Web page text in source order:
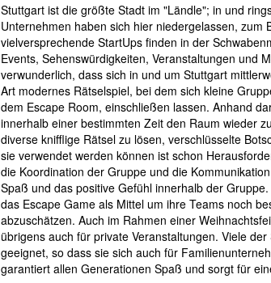
Stuttgart ist die größte Stadt im "Ländle"; in und
Unternehmen haben sich hier niedergelassen,
vielversprechende StartUps finden in der
Events, Sehenswürdigkeiten, Veranstaltungen und
verwunderlich, dass sich in und um Stuttgart
Art modernes Rätselspiel, bei dem sich kleine
dem Escape Room, einschließen lassen. Anhand
innerhalb einer bestimmten Zeit den Raum wieder
diverse knifflige Rätsel zu lösen, verschlüsselte
sie verwendet werden können ist schon
die Koordination der Gruppe und die
Spaß und das positive Gefühl innerhalb der
das Escape Game als Mittel um ihre Teams noch
abzuschätzen. Auch im Rahmen einer
übrigens auch für private Veranstaltungen. Viele
geeignet, so dass sie sich auch für
garantiert allen Generationen Spaß und sorgt für